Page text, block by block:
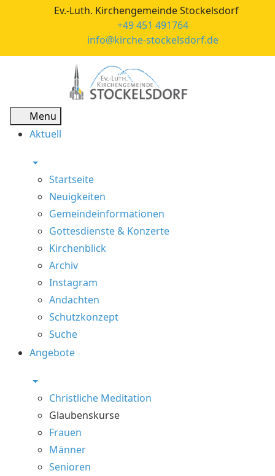
Ev.-Luth. Kirchengemeinde Stockelsdorf
+49 451 491764
info@kirche-stockelsdorf.de
Menu
Aktuell
Startseite
Neuigkeiten
Gemeindeinformationen
Gottesdienste & Konzerte
Kirchenblick
Archiv
Instagram
Andachten
Schutzkonzept
Suche
Angebote
Christliche Meditation
Glaubenskurse
Frauen
Männer
Senioren